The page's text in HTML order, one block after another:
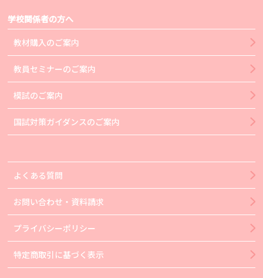
学校関係者の方へ
教材購入のご案内
教員セミナーのご案内
模試のご案内
国試対策ガイダンスのご案内
よくある質問
お問い合わせ・資料請求
プライバシーポリシー
特定商取引に基づく表示